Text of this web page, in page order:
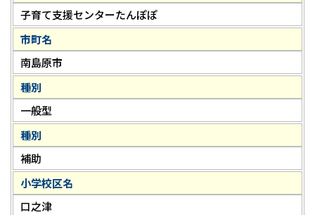
子育て支援センターたんぽぽ
市町名
南島原市
種別
一般型
種別
補助
小学校区名
口之津